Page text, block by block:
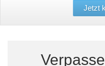
Jetzt
Wandboards